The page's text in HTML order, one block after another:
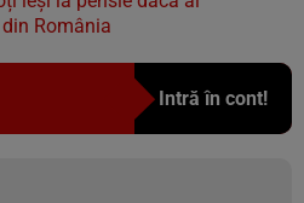
România
Intră în cont!